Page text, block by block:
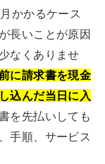
かかるケース
長いことが原因
なくありませ
に請求書を現金
込んだ当日に入
を先払いしても
手順、サービス